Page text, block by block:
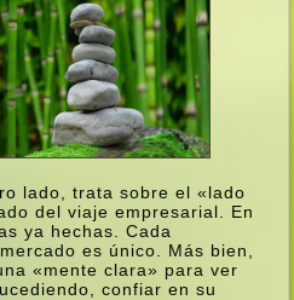
lado, trata sobre el «lado
del viaje empresarial. En
ya hechas. Cada
es único. Más bien,
«mente clara» para ver
confiar en su